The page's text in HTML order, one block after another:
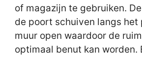
of magazijn te gebruiken.
de poort schuiven langs het
muur open waardoor de
optimaal benut kan worden.